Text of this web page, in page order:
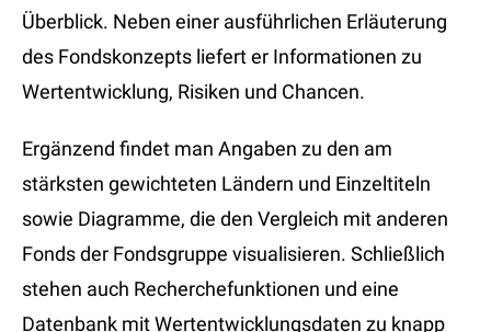
Überblick. Neben einer ausführlichen Erläuterung
des Fondskonzepts liefert er Informationen zu
Wertentwicklung, Risiken und Chancen.
Ergänzend findet man Angaben zu den am
stärksten gewichteten Ländern und Einzeltiteln
sowie Diagramme, die den Vergleich mit anderen
Fonds der Fondsgruppe visualisieren. Schließlich
stehen auch Recherchefunktionen und eine
Datenbank mit Wertentwicklungsdaten zu knapp